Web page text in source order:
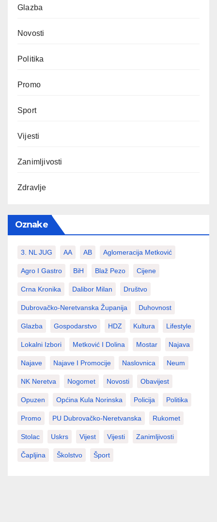
Glazba
Novosti
Politika
Promo
Sport
Vijesti
Zanimljivosti
Zdravlje
Oznake
3. NL JUG AA AB Aglomeracija Metković
Agro I Gastro BiH Blaž Pezo Cijene
Crna Kronika Dalibor Milan Društvo
Dubrovačko-Neretvanska Županija Duhovnost
Glazba Gospodarstvo HDZ Kultura Lifestyle
Lokalni Izbori Metković I Dolina Mostar Najava
Najave Najave I Promocije Naslovnica Neum
NK Neretva Nogomet Novosti Obavijest
Opuzen Općina Kula Norinska Policija Politika
Promo PU Dubrovačko-Neretvanska Rukomet
Stolac Uskrs Vijest Vijesti Zanimljivosti
Čapljina Školstvo Šport